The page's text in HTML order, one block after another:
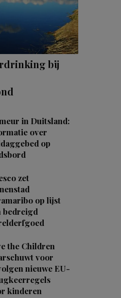
bij
in Duitsland:
over
op
zet
op lijst
bedreigd
the Children
voor
nieuwe EU-
kinderen